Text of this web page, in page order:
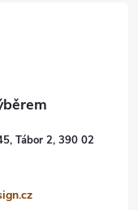
Tábor 2, 390 02